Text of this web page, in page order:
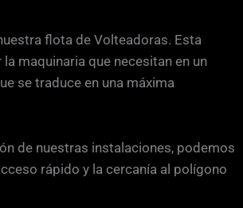
flota de Volteadoras. Esta
maquinaria que necesitan en un
se traduce en una máxima
de nuestras instalaciones, podemos
rápido y la cercanía al polígono